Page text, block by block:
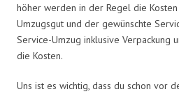
höher werden in der Regel die
Umzugsgut und der gewünschte
Service-Umzug inklusive Verpackung
die Kosten.
Uns ist es wichtig, dass du schon vor